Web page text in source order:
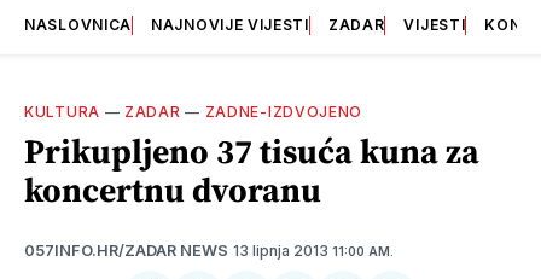
NASLOVNICA NAJNOVIJE VIJESTI ZADAR VIJESTI
KULTURA — ZADAR — ZADNE-IZDVOJENO
Prikupljeno 37 tisuća kuna za
koncertnu dvoranu
057INFO.HR/ZADAR NEWS 13 lipnja 2013 11:00 AM.